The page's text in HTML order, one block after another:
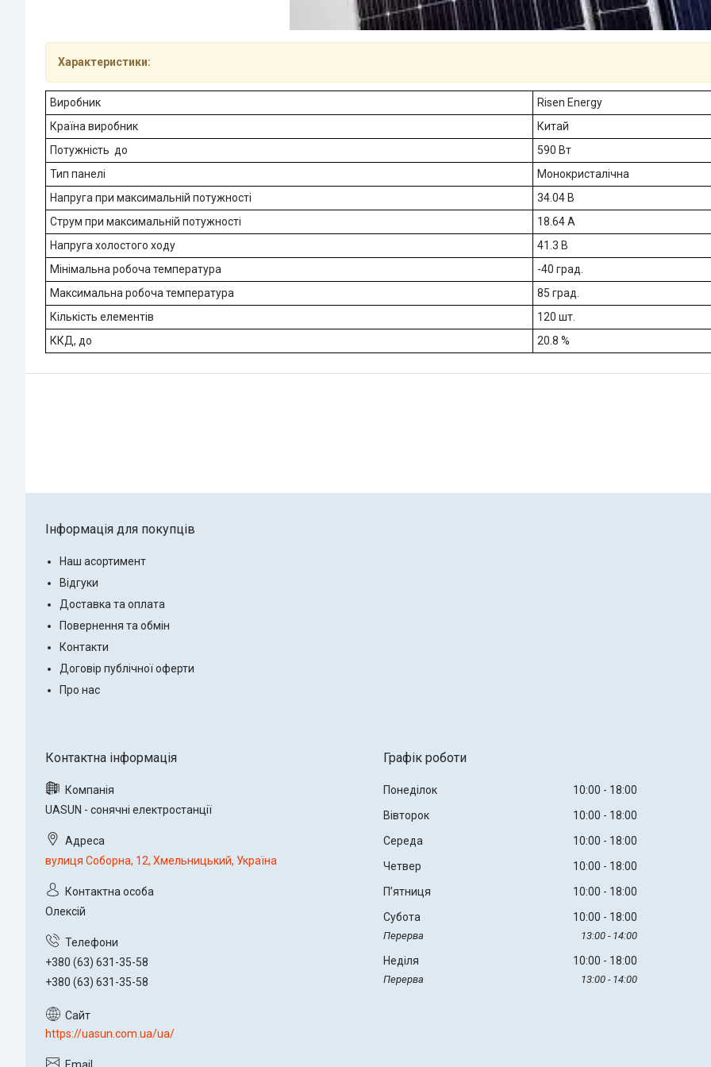
Характеристики:
Виробник
Risen Energy
Країна виробник
Китай
Потужність до
590 Вт
Тип панелі
Монокристалічна
Напруга при максимальній потужності
34.04 В
Струм при максимальній потужності
18.64 А
Напруга холостого ходу
41.3 В
Мінімальна робоча температура
-40 град.
Максимальна робоча температура
85 град.
Кількість елементів
120 шт.
ККД, до
20.8 %
Інформація для покупців
Наш асортимент
Відгуки
Доставка та оплата
Повернення та обмін
Контакти
Договір публічної оферти
Про нас
UASUN - сонячні електростанції
вулиця Соборна, 12, Хмельницький, Україна
Олексій
+380 (63) 631-35-58
+380 (63) 631-35-58
https://uasun.com.ua/ua/
Графік роботи
Понеділок 10:00
18:00
Вівторок
10:00
18:00
Середа
10:00
18:00
Четвер
10:00
18:00
Пʼятниця
10:00
18:00
Субота
10:00 18:00
13:00 14:00
Неділя 10:00 18:00
13:00 14:00